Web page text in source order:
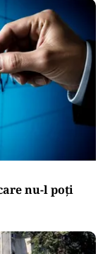
cumpără mai
sunt noi